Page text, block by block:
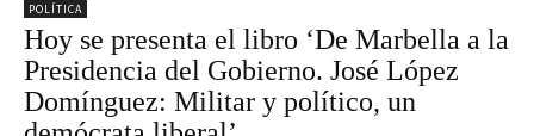
POLÍTICA
Hoy se presenta el libro ‘De Marbella a la
Presidencia del Gobierno. José López
Domínguez: Militar y político, un